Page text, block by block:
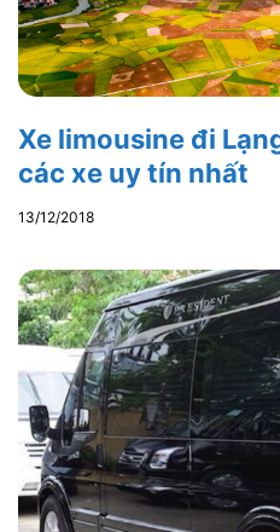
Xe limousine đi
các xe uy tín nhất
13/12/2018